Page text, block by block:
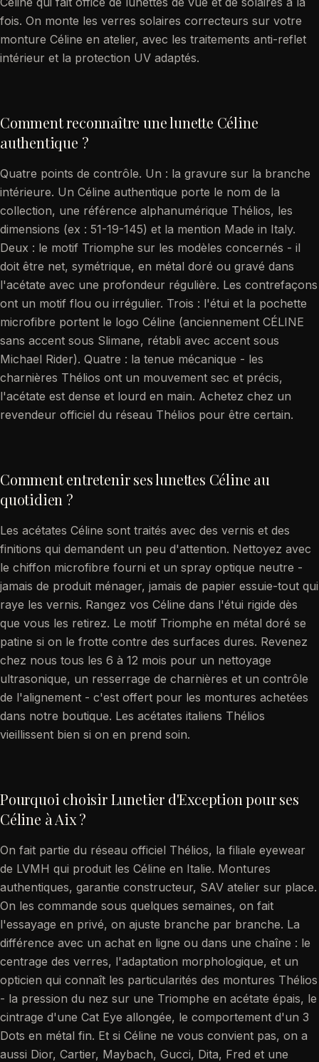
fois. On monte les verres solaires correcteurs sur votre
monture Céline en atelier, avec les traitements anti-reflet
intérieur et la protection UV adaptés.
Comment reconnaître une lunette Céline
authentique ?
Quatre points de contrôle. Un : la gravure sur la branche
intérieure. Un Céline authentique porte le nom de la
collection, une référence alphanumérique Thélios, les
dimensions (ex : 51-19-145) et la mention Made in Italy.
Deux : le motif Triomphe sur les modèles concernés - il
doit être net, symétrique, en métal doré ou gravé dans
l'acétate avec une profondeur régulière. Les contrefaçons
ont un motif flou ou irrégulier. Trois : l'étui et la pochette
microfibre portent le logo Céline (anciennement CÉLINE
sans accent sous Slimane, rétabli avec accent sous
Michael Rider). Quatre : la tenue mécanique - les
charnières Thélios ont un mouvement sec et précis,
l'acétate est dense et lourd en main. Achetez chez un
revendeur officiel du réseau Thélios pour être certain.
Comment entretenir ses lunettes Céline au
quotidien ?
Les acétates Céline sont traités avec des vernis et des
finitions qui demandent un peu d'attention. Nettoyez avec
le chiffon microfibre fourni et un spray optique neutre -
jamais de produit ménager, jamais de papier essuie-tout qui
raye les vernis. Rangez vos Céline dans l'étui rigide dès
que vous les retirez. Le motif Triomphe en métal doré se
patine si on le frotte contre des surfaces dures. Revenez
chez nous tous les 6 à 12 mois pour un nettoyage
ultrasonique, un resserrage de charnières et un contrôle
de l'alignement - c'est offert pour les montures achetées
dans notre boutique. Les acétates italiens Thélios
vieillissent bien si on en prend soin.
Pourquoi choisir Lunetier d'Exception pour ses
Céline à Aix ?
On fait partie du réseau officiel Thélios, la filiale eyewear
de LVMH qui produit les Céline en Italie. Montures
authentiques, garantie constructeur, SAV atelier sur place.
On les commande sous quelques semaines, on fait
l'essayage en privé, on ajuste branche par branche. La
différence avec un achat en ligne ou dans une chaîne : le
centrage des verres, l'adaptation morphologique, et un
opticien qui connaît les particularités des montures Thélios
- la pression du nez sur une Triomphe en acétate épais, le
cintrage d'une Cat Eye allongée, le comportement d'un 3
Dots en métal fin. Et si Céline ne vous convient pas, on a
aussi Dior, Cartier, Maybach, Gucci, Dita, Fred et une